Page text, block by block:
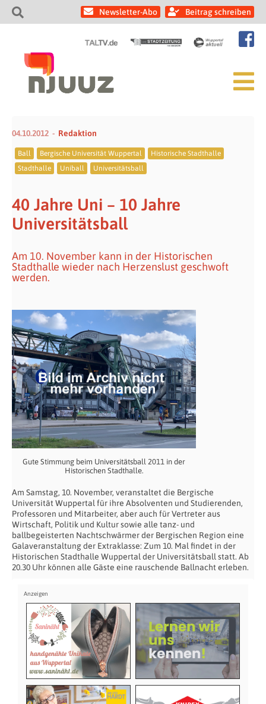
Newsletter-Abo Beitrag schreiben
04.10.2012 Redaktion
Ball Bergische Universität Wuppertal
Historische Stadthalle
Stadthalle
Uniball Universitätsball
40 Jahre Uni – 10 Jahre
Universitätsball
Am 10. November kann in der Historischen
Stadthalle wieder nach Herzenslust geschwoft
werden.
Gute Stimmung beim Universitätsball 2011 in der
Historischen Stadthalle.
Am Samstag, 10. November, veranstaltet die Bergische
Universität Wuppertal für ihre Absolventen und Studierenden,
Professoren und Mitarbeiter, aber auch für Vertreter aus
Wirtschaft, Politik und Kultur sowie alle tanz- und
ballbegeisterten Nachtschwärmer der Bergischen Region eine
Galaveranstaltung der Extraklasse: Zum 10. Mal findet in der
Historischen Stadthalle Wuppertal der Universitätsball statt. Ab
20.30 Uhr können alle Gäste eine rauschende Ballnacht erleben.